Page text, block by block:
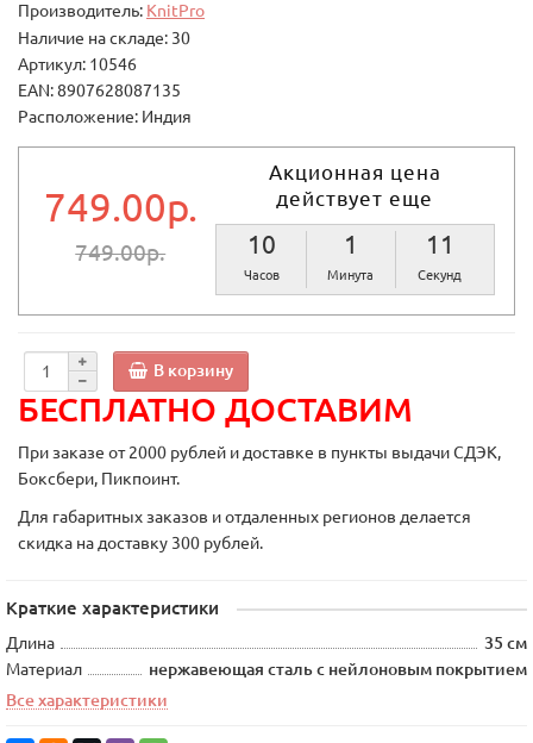
Производитель: KnitPro
Наличие на складе: 30
Артикул: 10546
EAN: 8907628087135
Расположение: Индия
749.00р.
749.00р.
Акционная цена
действует еще
10
Часов
1
Минута
11
Секунд
В корзину
БЕСПЛАТНО ДОСТАВИМ
При заказе от 2000 рублей и доставке в пункты выдачи СДЭК,
Боксбери, Пикпоинт.
Для габаритных заказов и отдаленных регионов делается
скидка на доставку 300 рублей.
Краткие характеристики
Длина
35 см
Материал
нержавеющая сталь с нейлоновым покрытием
Все характеристики